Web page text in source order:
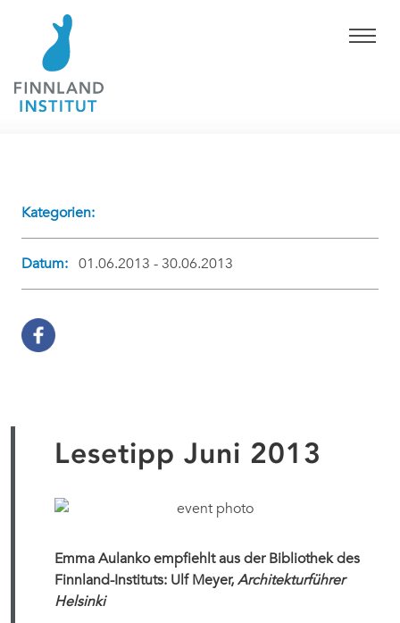
Kategorien:
Datum: 01.06.2013 - 30.06.2013
Lesetipp Juni 2013
Emma Aulanko empfiehlt aus der Bibliothek des
Finnland-Instituts: Ulf Meyer, Architekturführer
Helsinki